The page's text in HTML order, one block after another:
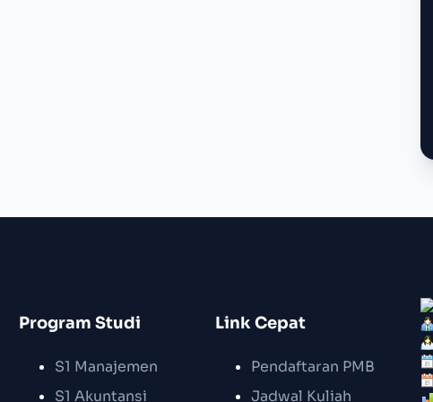
Program Studi
S1 Manajemen
S1 Akuntansi
Link Cepat
Pendaftaran PMB
Jadwal Kuliah